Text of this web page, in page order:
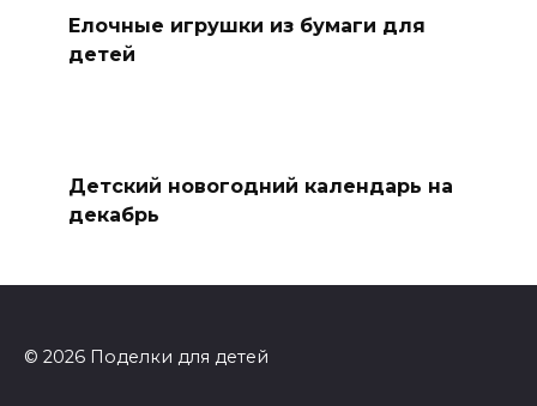
Елочные игрушки из бумаги для
детей
Детский новогодний календарь на
декабрь
© 2026 Поделки для детей